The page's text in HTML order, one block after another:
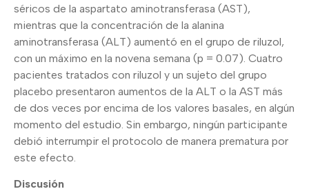
séricos de la aspartato aminotransferasa (AST),
mientras que la concentración de la alanina
aminotransferasa (ALT) aumentó en el grupo de riluzol,
con un máximo en la novena semana (p = 0.07). Cuatro
pacientes tratados con riluzol y un sujeto del grupo
placebo presentaron aumentos de la ALT o la AST más
de dos veces por encima de los valores basales, en algún
momento del estudio. Sin embargo, ningún participante
debió interrumpir el protocolo de manera prematura por
este efecto.
Discusión